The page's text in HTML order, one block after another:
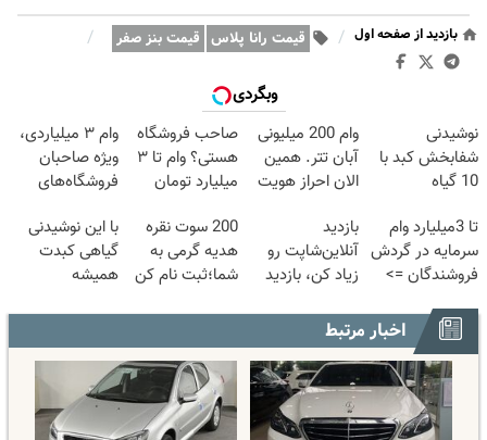
بازدید از صفحه اول / قیمت رانا پلاس قیمت بنز صفر /
وبگردی
نوشیدنی
شفابخش کبد با
10 گیاه
امشب)
وام 200 میلیونی
آبان تتر. همین
الان احراز هویت
صاحب فروشگاه
هستی؟ وام تا ۳
میلیارد تومان
وام ۳ میلیاردی،
ویژه صاحبان
فروشگاه‌های
تا 3میلیارد وام
سرمایه در گردش
فروشندگان =>
ثبت کن
بازدید
آنلاین‌شاپت رو
زیاد کن، بازدید
بیشتر
200 سوت نقره
هدیه گرمی به
شما؛ثبت نام کن
با این نوشیدنی
گیاهی کبدت
همیشه
اخبار مرتبط